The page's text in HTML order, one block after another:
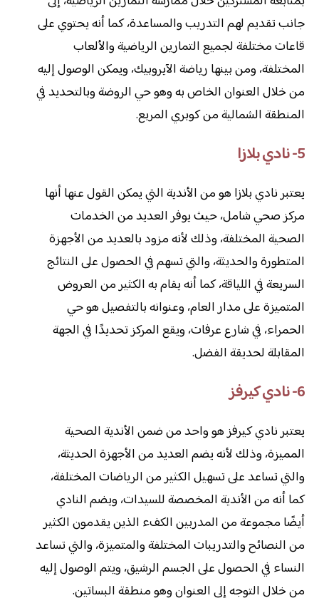
جانب تقديم لهم التدريب والمساعدة، كما أنه يحتوي على
قاعات مختلفة لجميع التمارين الرياضية والألعاب
المختلفة، ومن بينها رياضة الآيروبيك، ويمكن الوصول إليه
من خلال العنوان الخاص به وهو حي الروضة وبالتحديد في
المنطقة الشمالية من كوبري المربع.
5- نادي بلازا
يعتبر نادي بلازا هو من الأندية التي يمكن القول عنها أنها
مركز صحي شامل، حيث يوفر العديد من الخدمات
الصحية المختلفة، وذلك لأنه مزود بالعديد من الأجهزة
المتطورة والحديثة، والتي تسهم في الحصول على النتائج
السريعة في اللياقة، كما أنه يقام به الكثير من العروض
المتميزة على مدار العام، وعنوانه بالتفصيل هو حي
الحمراء، في شارع عرفات، ويقع المركز تحديدًا في الجهة
المقابلة لحديقة الفضل.
6- نادي كيرفز
يعتبر نادي كيرفز هو واحد من ضمن الأندية الصحية
المميزة، وذلك لأنه يضم العديد من الأجهزة الحديثة،
والتي تساعد على تسهيل الكثير من الرياضات المختلفة،
كما أنه من الأندية المخصصة للسيدات، ويضم النادي
أيضًا مجموعة من المدربين الكفء الذين يقدمون الكثير
من النصائح والتدريبات المختلفة والمتميزة، والتي تساعد
النساء في الحصول على الجسم الرشيق، ويتم الوصول إليه
من خلال التوجه إلى العنوان وهو منطقة البساتين.